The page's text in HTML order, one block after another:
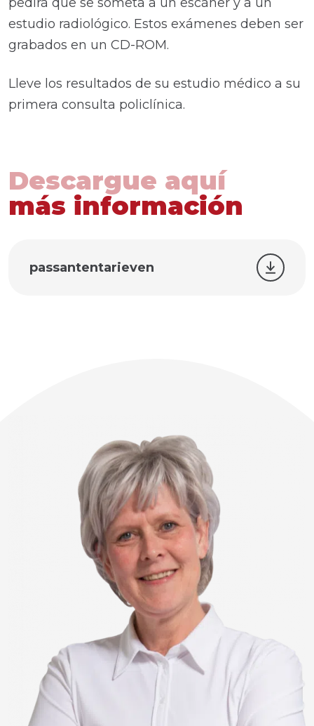
estudio radiológico. Estos exámenes deben ser
grabados en un CD-ROM.
Lleve los resultados de su estudio médico a su
primera consulta policlínica.
Descargue aquí
más información
passantentarieven